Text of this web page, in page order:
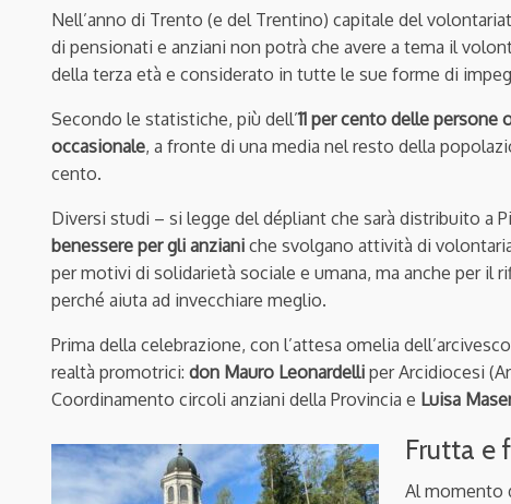
Nell’anno di Trento (e del Trentino) capitale del
di pensionati e anziani non potrà che avere a tema il
della terza età e considerato in tutte le sue forme di
Secondo le statistiche, più dell’11 per cento delle
occasionale, a fronte di una media nel resto della
cento.
Diversi studi – si legge del dépliant che sarà distribuito a
benessere per gli anziani che svolgano attività di
per motivi di solidarietà sociale e umana, ma anche per il
perché aiuta ad invecchiare meglio.
Prima della celebrazione, con l’attesa omelia
realtà promotrici: don Mauro Leonardelli per Arcidiocesi
Coordinamento circoli anziani della Provincia e Luisa
Frutta e
Al momento